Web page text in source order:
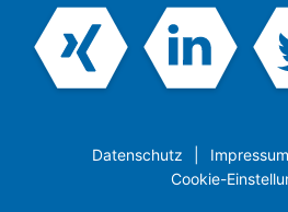
Datenschutz Impressum
Cookie-